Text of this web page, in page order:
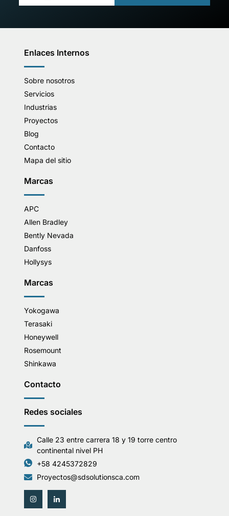
Enlaces Internos
Sobre nosotros
Servicios
Industrias
Proyectos
Blog
Contacto
Mapa del sitio
Marcas
APC
Allen Bradley
Bently Nevada
Danfoss
Hollysys
Marcas
Yokogawa
Terasaki
Honeywell
Rosemount
Shinkawa
Contacto
Redes sociales
Calle 23 entre carrera 18 y 19 torre centro
continental nivel PH
+58 4245372829
Proyectos@sdsolutionsca.com